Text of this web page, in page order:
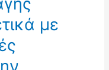
με